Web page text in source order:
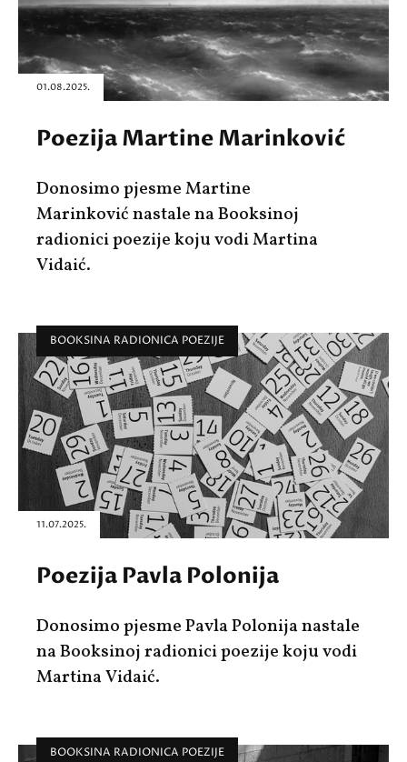
01.08.2025.
Poezija Martine Marinković
Donosimo pjesme Martine
Marinković nastale na Booksinoj
radionici poezije koju vodi Martina
Vidaić.
BOOKSINA RADIONICA POEZIJE
11.07.2025.
Poezija Pavla Polonija
Donosimo pjesme Pavla Polonija nastale
na Booksinoj radionici poezije koju vodi
Martina Vidaić.
BOOKSINA RADIONICA POEZIJE